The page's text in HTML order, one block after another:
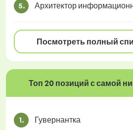
5. Архитектор
Посмотреть полный
Топ 20 позиций с самой
1. Гувернантка